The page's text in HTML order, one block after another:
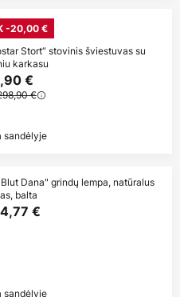
-20,00 €
Stort“ stovinis šviestuvas su
karkasu
€
€
sandėlyje
Dana" grindų lempa, natūralus
balta
€
sandėlyje